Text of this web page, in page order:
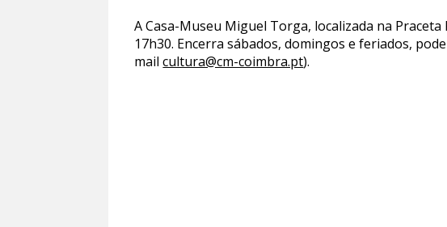
A Casa-Museu Miguel Torga, localizada na
17h30. Encerra sábados, domingos e feriados,
mailcultura@cm-coimbra.pt).